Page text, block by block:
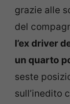
grazie alle
del
l’ex driver
un quarto
seste
sull’inedito